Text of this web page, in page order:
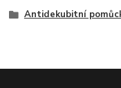
Antidekubitní